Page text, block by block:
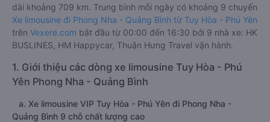
dài khoảng 709 km. Trung bình mỗi ngày có khoảng 9 chuyến
Xe limousine đi Phong Nha - Quảng Bình từ Tuy Hòa - Phú Yên
trên Vexere.com bắt đầu từ 00:00 đến 16:30 bởi 9 nhà xe: HK
BUSLINES, HM Happycar, Thuận Hưng Travel vận hành.
1. Giới thiệu các dòng xe limousine Tuy Hòa - Phú
Yên Phong Nha - Quảng Bình
a. Xe limousine VIP Tuy Hòa - Phú Yên đi Phong Nha -
Quảng Bình 9 chỗ chất lượng cao